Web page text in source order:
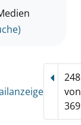
suchen wollen.
248
von
369